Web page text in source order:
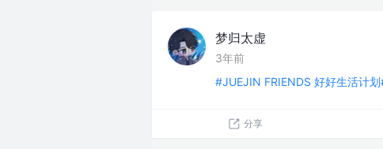
梦归太虚
3年前
#JUEJIN FRIENDS 好好生活计
分享